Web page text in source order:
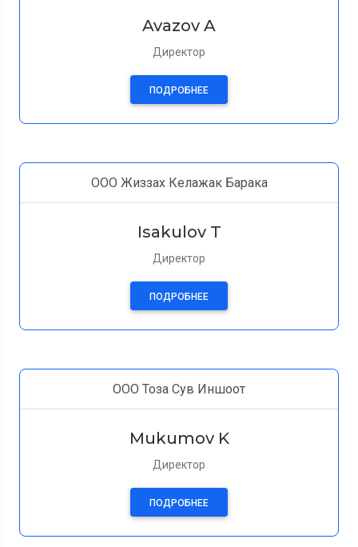
Avazov A
Директор
ПОДРОБНЕЕ
ООО Жиззах Келажак Барака
Isakulov T
Директор
ПОДРОБНЕЕ
ООО Тоза Сув Иншоот
Mukumov K
Директор
ПОДРОБНЕЕ